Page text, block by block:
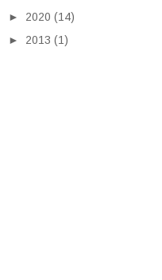
► 2020 (14)
► 2013 (1)